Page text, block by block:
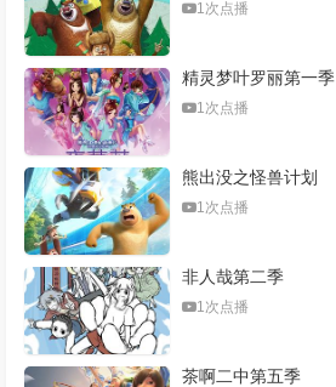
1次点播
精灵梦叶罗丽第一季
1次点播
熊出没之怪兽计划
1次点播
非人哉第二季
1次点播
茶啊二中第五季